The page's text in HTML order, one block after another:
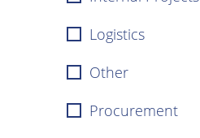
Logistics
Other
Procurement